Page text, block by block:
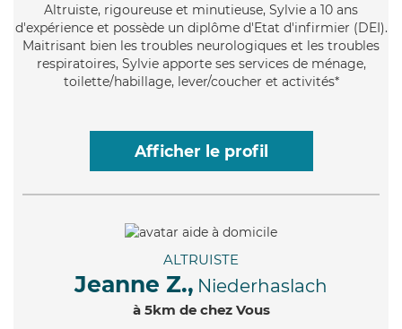
Altruiste, rigoureuse et minutieuse, Sylvie a 10 ans
d'expérience et possède un diplôme d'Etat d'infirmier (DEI).
Maitrisant bien les troubles neurologiques et les troubles
respiratoires, Sylvie apporte ses services de ménage,
toilette/habillage, lever/coucher et activités*
Afficher le profil
ALTRUISTE
Jeanne Z., Niederhaslach
à 5km de chez Vous